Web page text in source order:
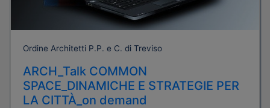
Ordine Architetti P.P. e C. di Treviso
ARCH_Talk COMMON
SPACE_DINAMICHE E STRATEGIE PER
LA CITTÀ_on demand